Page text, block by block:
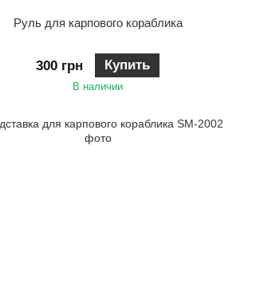
Руль для карпового кораблика
300 грн Купить
В наличии